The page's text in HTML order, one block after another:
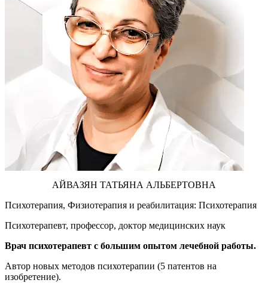
АЙВАЗЯН ТАТЬЯНА АЛЬБЕРТОВНА
Психотерапия, Физиотерапия и реабилитация: Психотерапия
Психотерапевт, профессор, доктор медицинских наук
Врач психотерапевт с большим опытом лечебной работы.
Автор новых методов психотерапии (5 патентов на
изобретение).